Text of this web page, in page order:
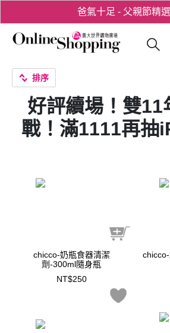
爸氣十足 - 父親節精
用心愛你！七夕星選
排序
好評續場！雙11
戰！滿1111再抽
chicco-奶瓶食器清潔
劑-300ml隨身瓶
NT$250